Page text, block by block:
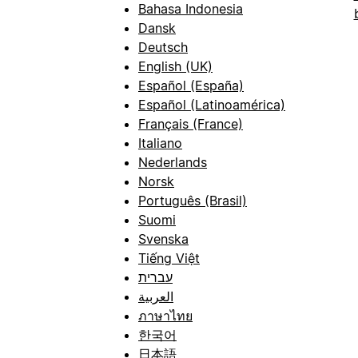
Bahasa Indonesia
Dansk
Deutsch
English (UK)
Español (España)
Español (Latinoamérica)
Français (France)
Italiano
Nederlands
Norsk
Português (Brasil)
Suomi
Svenska
Tiếng Việt
עברית
العربية
ภาษาไทย
한국어
日本語